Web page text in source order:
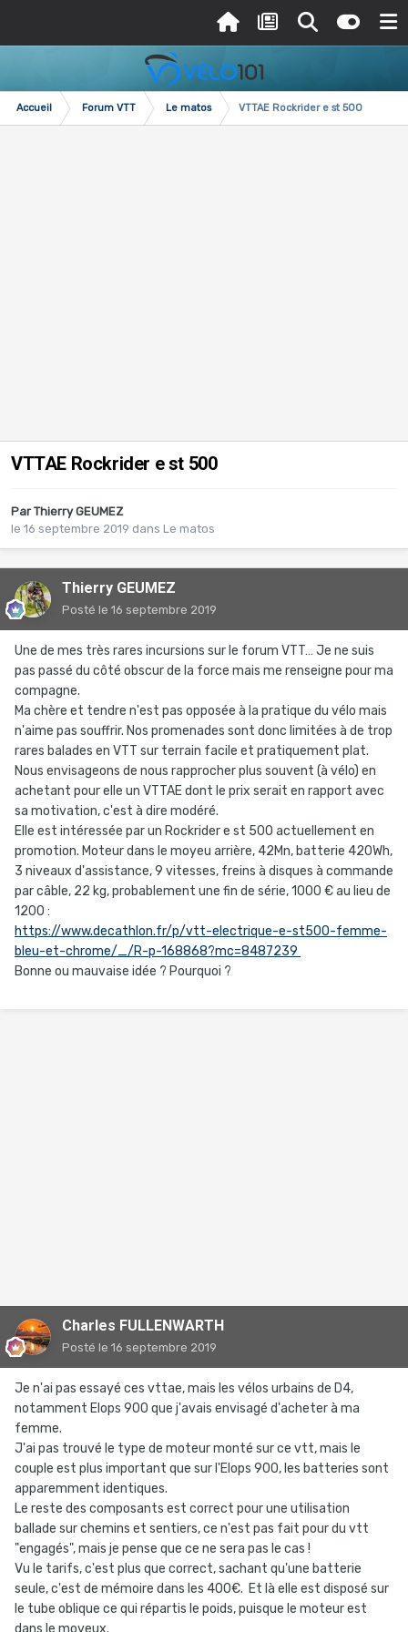
Accueil Forum VTT Le matos VTTAE Rockrider e st 500
VTTAE Rockrider e st 500
Par Thierry GEUMEZ
le 16 septembre 2019 dans Le matos
Thierry GEUMEZ
Posté le 16 septembre 2019
Une de mes très rares incursions sur le forum VTT… Je ne suis
pas passé du côté obscur de la force mais me renseigne pour ma
compagne.
Ma chère et tendre n'est pas opposée à la pratique du vélo mais
n'aime pas souffrir. Nos promenades sont donc limitées à de trop
rares balades en VTT sur terrain facile et pratiquement plat.
Nous envisageons de nous rapprocher plus souvent (à vélo) en
achetant pour elle un VTTAE dont le prix serait en rapport avec
sa motivation, c'est à dire modéré.
Elle est intéressée par un Rockrider e st 500 actuellement en
promotion. Moteur dans le moyeu arrière, 42Mn, batterie 420Wh,
3 niveaux d'assistance, 9 vitesses, freins à disques à commande
par câble, 22 kg, probablement une fin de série, 1000 € au lieu de
1200 :
https://www.decathlon.fr/p/vtt-electrique-e-st500-femme-
bleu-et-chrome/_/R-p-168868?mc=8487239
Bonne ou mauvaise idée ? Pourquoi ?
Charles FULLENWARTH
Posté le 16 septembre 2019
Je n'ai pas essayé ces vttae, mais les vélos urbains de D4,
notamment Elops 900 que j'avais envisagé d'acheter à ma
femme.
J'ai pas trouvé le type de moteur monté sur ce vtt, mais le
couple est plus important que sur l'Elops 900, les batteries sont
apparemment identiques.
Le reste des composants est correct pour une utilisation
ballade sur chemins et sentiers, ce n'est pas fait pour du vtt
"engagés", mais je pense que ce ne sera pas le cas !
Vu le tarifs, c'est plus que correct, sachant qu'une batterie
seule, c'est de mémoire dans les 400€. Et là elle est disposé sur
le tube oblique ce qui répartis le poids, puisque le moteur est